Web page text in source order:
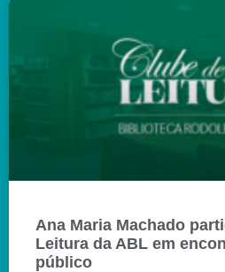
Ana Maria Machado
Leitura da ABL em
público